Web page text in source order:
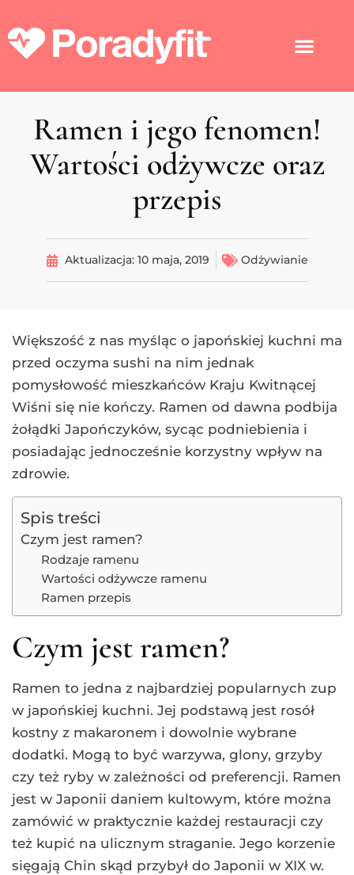
Ramen i jego fenomen!
Wartości odżywcze oraz
przepis
Aktualizacja: 10 maja, 2019 Odżywianie
Większość z nas myśląc o japońskiej kuchni ma
przed oczyma sushi na nim jednak
pomysłowość mieszkańców Kraju Kwitnącej
Wiśni się nie kończy. Ramen od dawna podbija
żołądki Japończyków, sycąc podniebienia i
posiadając jednocześnie korzystny wpływ na
zdrowie.
Spis treści
Czym jest ramen?
Rodzaje ramenu
Wartości odżywcze ramenu
Ramen przepis
Czym jest ramen?
Ramen to jedna z najbardziej popularnych zup
w japońskiej kuchni. Jej podstawą jest rosół
kostny z makaronem i dowolnie wybrane
dodatki. Mogą to być warzywa, glony, grzyby
czy też ryby w zależności od preferencji. Ramen
jest w Japonii daniem kultowym, które można
zamówić w praktycznie każdej restauracji czy
też kupić na ulicznym straganie. Jego korzenie
sięgają Chin skąd przybył do Japonii w XIX w.